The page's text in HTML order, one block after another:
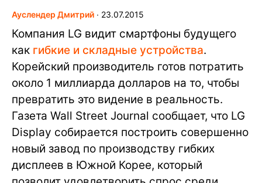
Ауслендер Дмитрий ∙ 23.07.2015
Компания LG видит смартфоны будущего
как гибкие и складные устройства.
Корейский производитель готов потратить
около 1 миллиарда долларов на то, чтобы
превратить это видение в реальность.
Газета Wall Street Journal сообщает, что LG
Display собирается построить совершенно
новый завод по производству гибких
дисплеев в Южной Корее, который